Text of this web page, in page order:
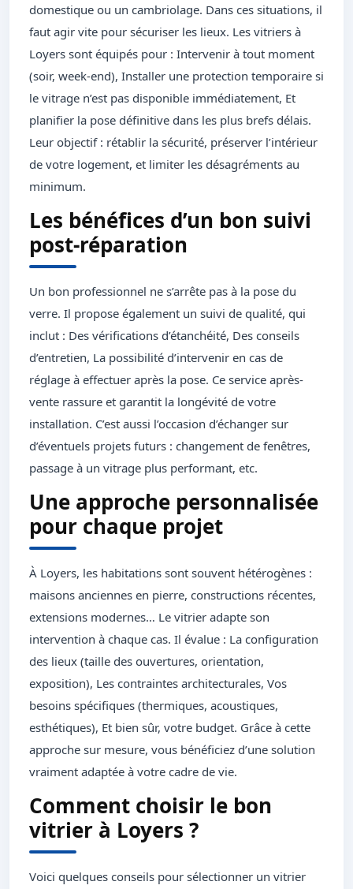
domestique ou un cambriolage. Dans ces situations, il
faut agir vite pour sécuriser les lieux. Les vitriers à
Loyers sont équipés pour : Intervenir à tout moment
(soir, week-end), Installer une protection temporaire si
le vitrage n’est pas disponible immédiatement, Et
planifier la pose définitive dans les plus brefs délais.
Leur objectif : rétablir la sécurité, préserver l’intérieur
de votre logement, et limiter les désagréments au
minimum.
Les bénéfices d’un bon suivi
post-réparation
Un bon professionnel ne s’arrête pas à la pose du
verre. Il propose également un suivi de qualité, qui
inclut : Des vérifications d’étanchéité, Des conseils
d’entretien, La possibilité d’intervenir en cas de
réglage à effectuer après la pose. Ce service après-
vente rassure et garantit la longévité de votre
installation. C’est aussi l’occasion d’échanger sur
d’éventuels projets futurs : changement de fenêtres,
passage à un vitrage plus performant, etc.
Une approche personnalisée
pour chaque projet
À Loyers, les habitations sont souvent hétérogènes :
maisons anciennes en pierre, constructions récentes,
extensions modernes… Le vitrier adapte son
intervention à chaque cas. Il évalue : La configuration
des lieux (taille des ouvertures, orientation,
exposition), Les contraintes architecturales, Vos
besoins spécifiques (thermiques, acoustiques,
esthétiques), Et bien sûr, votre budget. Grâce à cette
approche sur mesure, vous bénéficiez d’une solution
vraiment adaptée à votre cadre de vie.
Comment choisir le bon
vitrier à Loyers ?
Voici quelques conseils pour sélectionner un vitrier